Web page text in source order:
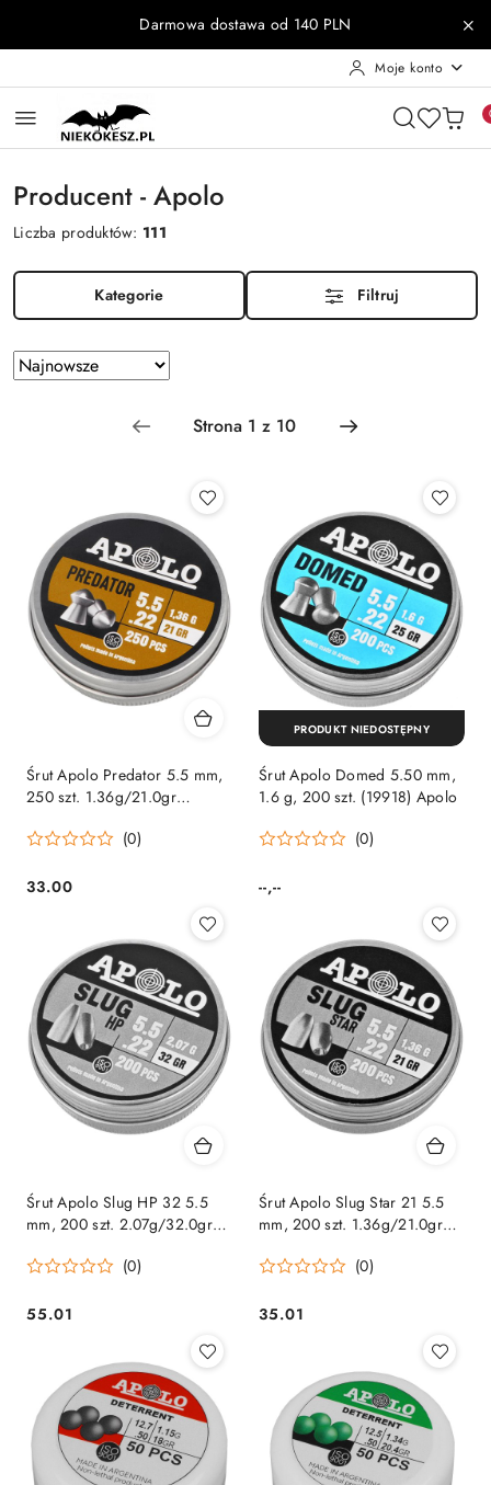
Przejdź do treści głównej
Przejdź do wyszukiwarki
Przejdź do moje konto
Przejdź do menu głównego
Przejdź do stopkiDarmowa dostawa od 140 PLN
Moje konto
Producent - Apolo
Liczba produktów: 111
Kategorie Filtruj
Zastosowano
sortowanie:
Sortuj
według
Śrut Apolo Predator 5.5 mm,
250 szt. 1.36g/21.0gr
(0)
Cena:
33.00
Śrut Apolo Domed 5.50 mm,
1.6 g, 200 szt. (19918) Apolo
(0)
Cena:
--,--
PRODUKT NIEDOSTĘPNY
Śrut Apolo Slug HP 32 5.5
mm, 200 szt. 2.07g/32.0gr
(0)
Cena:
55.01
Śrut Apolo Slug Star 21 5.5
mm, 200 szt. 1.36g/21.0gr
(0)
Cena:
35.01